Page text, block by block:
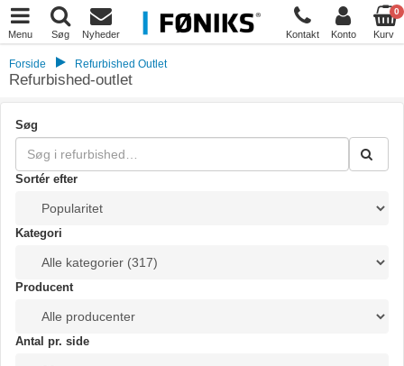
Menu Søg Nyheder Kontakt Konto
0
Kurv
Forside Refurbished Outlet
Refurbished-outlet
Søg
Sortér efter
Kategori
Producent
Antal pr. side